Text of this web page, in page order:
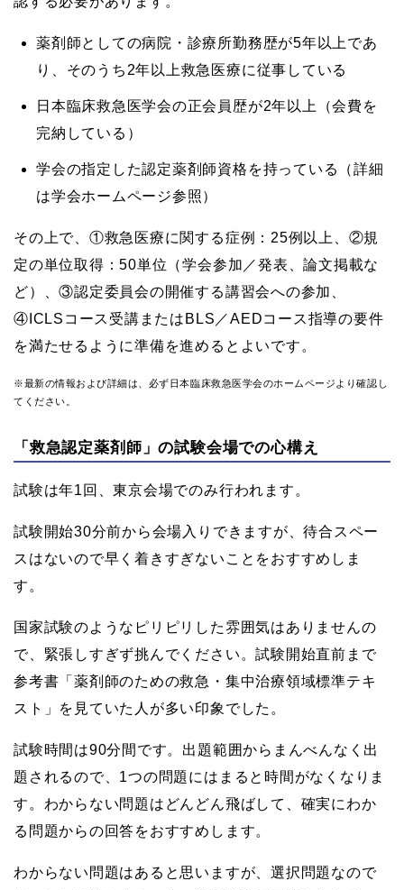
薬剤師としての病院・診療所勤務歴が5年以上であ
り、そのうち2年以上救急医療に従事している
日本臨床救急医学会の正会員歴が2年以上（会費を
完納している）
学会の指定した認定薬剤師資格を持っている（詳細
は学会ホームページ参照）
その上で、①救急医療に関する症例：25例以上、②規
定の単位取得：50単位（学会参加／発表、論文掲載な
ど）、③認定委員会の開催する講習会への参加、
④ICLSコース受講またはBLS／AEDコース指導の要件
を満たせるように準備を進めるとよいです。
※最新の情報および詳細は、必ず日本臨床救急医学会のホームページより確認し
てください。
「救急認定薬剤師」の試験会場での心構え
試験は年1回、東京会場でのみ行われます。
試験開始30分前から会場入りできますが、待合スペー
スはないので早く着きすぎないことをおすすめしま
す。
国家試験のようなピリピリした雰囲気はありませんの
で、緊張しすぎず挑んでください。試験開始直前まで
参考書「薬剤師のための救急・集中治療領域標準テキ
スト」を見ていた人が多い印象でした。
試験時間は90分間です。出題範囲からまんべんなく出
題されるので、1つの問題にはまると時間がなくなりま
す。わからない問題はどんどん飛ばして、確実にわか
る問題からの回答をおすすめします。
わからない問題はあると思いますが、選択問題なので